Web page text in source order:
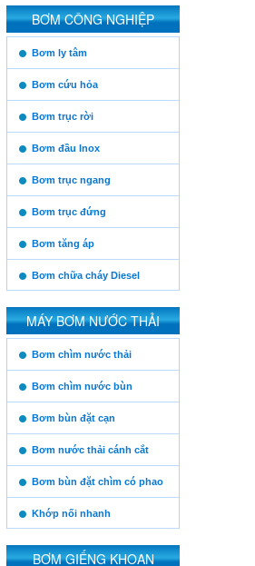
https:/www.high-
endrolex.com/13
BƠM CÔNG NGHIỆP
https:/www.high-
endrolex.com/13
Bơm ly tâm
Bơm cứu hỏa
Bơm trục rời
Bơm đầu Inox
Bơm trục ngang
Bơm trục đứng
Bơm tăng áp
Bơm chữa cháy Diesel
MÁY BƠM NƯỚC THẢI
https:/www.high-
endrolex.com/13
Bơm chìm nước thải
Bơm chìm nước bùn
Bơm bùn đặt cạn
Bơm nước thải cánh cắt
Bơm bùn đặt chìm có phao
Khớp nối nhanh
BƠM GIẾNG KHOAN
Vinaconex
Him Lam
Posco
Xuân Thành